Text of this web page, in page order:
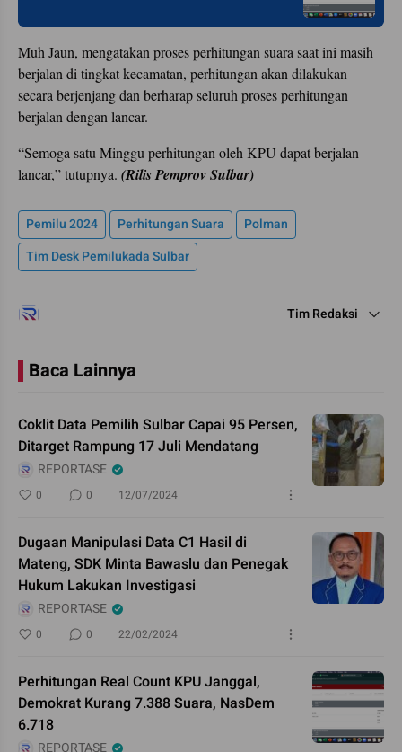
Muh Jaun, mengatakan proses perhitungan suara saat ini masih
berjalan di tingkat kecamatan, perhitungan akan dilakukan
secara berjenjang dan berharap seluruh proses perhitungan
berjalan dengan lancar.
“Semoga satu Minggu perhitungan oleh KPU dapat berjalan
lancar,” tutupnya. (Rilis Pemprov Sulbar)
Pemilu 2024 Perhitungan Suara
Polman
Tim Desk Pemilukada Sulbar
Tim Redaksi
Baca Lainnya
Coklit Data Pemilih Sulbar Capai 95 Persen,
Ditarget Rampung 17 Juli Mendatang
REPORTASE
0 0 12/07/2024
Dugaan Manipulasi Data C1 Hasil di
Mateng, SDK Minta Bawaslu dan Penegak
Hukum Lakukan Investigasi
REPORTASE
0 0 22/02/2024
Perhitungan Real Count KPU Janggal,
Demokrat Kurang 7.388 Suara, NasDem
6.718
REPORTASE